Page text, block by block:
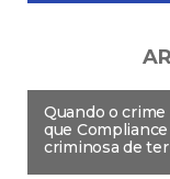
Quando o
que
criminosa de